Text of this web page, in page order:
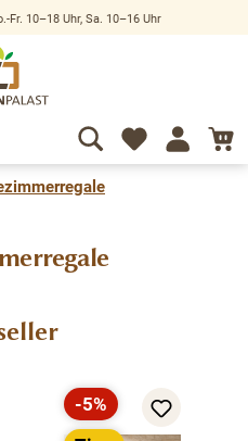
Fr. 10–18 Uhr, Sa. 10–16 Uhr
Rabatt
-5%